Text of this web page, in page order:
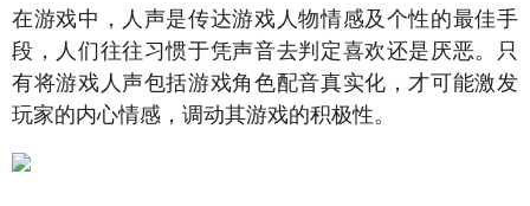
在游戏中，人声是传达游戏人物情感及个性的最佳手
段，人们往往习惯于凭声音去判定喜欢还是厌恶。只
有将游戏人声包括游戏角色配音真实化，才可能激发
玩家的内心情感，调动其游戏的积极性。